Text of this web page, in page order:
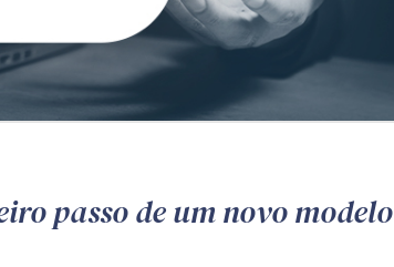
passo de um novo modelo